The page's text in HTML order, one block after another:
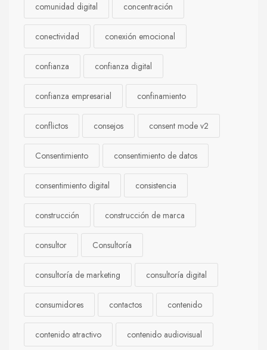
comunidad digital concentración
conectividad conexión emocional
confianza confianza digital
confianza empresarial confinamiento
conflictos consejos consent mode v2
Consentimiento consentimiento de datos
consentimiento digital consistencia
construcción construcción de marca
consultor Consultoría
consultoría de marketing consultoría digital
consumidores contactos contenido
contenido atractivo contenido audiovisual